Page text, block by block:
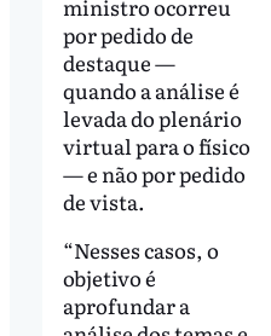
ministro ocorreu
por pedido de
destaque —
quando a análise é
levada do plenário
virtual para o físico
— e não por pedido
de vista.
“Nesses casos, o
objetivo é
aprofundar a